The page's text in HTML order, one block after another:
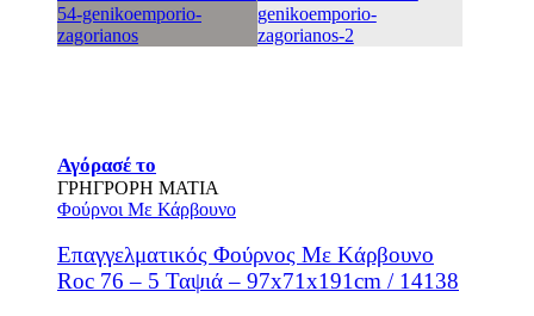
Αγόρασέ το
ΓΡΗΓΡΟΡΗ ΜΑΤΙΑ
Φούρνοι Με Κάρβουνο
Επαγγελματικός Φούρνος Mε Kάρβουνο
Roc 76 – 5 Ταψιά – 97x71x191cm / 14138